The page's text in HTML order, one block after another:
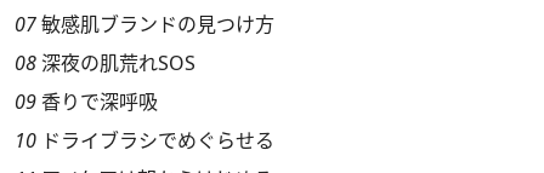
07敏感肌ブランドの見つけ方
08深夜の肌荒れSOS
09 香りで深呼吸
10 ドライブラシでめぐらせる